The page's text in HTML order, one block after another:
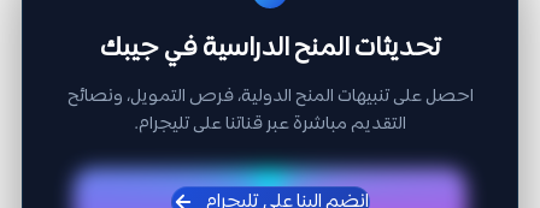
تحديثات المنح الدراسية في جيبك
احصل على تنبيهات المنح الدولية، فرص التمويل، ونصائح
التقديم مباشرة عبر قناتنا على تليجرام.